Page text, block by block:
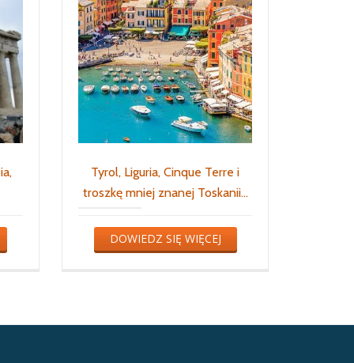
Tyrol, Liguria, Cinque Terre i
troszkę mniej znanej Toskanii…
DOWIEDZ SIĘ WIĘCEJ